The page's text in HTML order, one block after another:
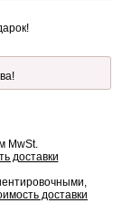
MwSt.
доставки
доставки